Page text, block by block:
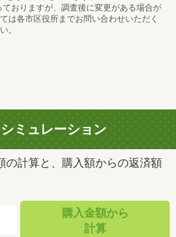
おりますが、調査後に変更がある場合が
は各市区役所までお問い合わせいただく
。
ミュレーション
の計算と、購入額からの返済額
購入金額から
計算